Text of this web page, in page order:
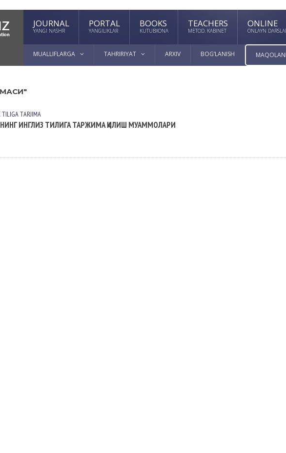
JOURNAL
YANGI NASHR
PORTAL
YANGILIKLAR
BOOKS
KUTUBXONA
TEACHERS
METOD. KABINET
ONLINE
ONLAYN
MUALLIFLARGA TAHRIRIYAT ARXIV BOG’LANISH
TILIGА TАRJIMА
ИНГЛИЗ ТИЛИГА ТАРЖИМА ҚИЛИШ МУАММОЛАРИ